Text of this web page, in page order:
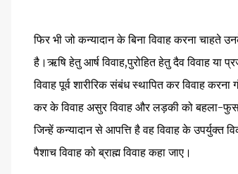
फिर भी जो कन्यादान के बिना विवाह करना चाहते
है।ऋषि हेतु आर्ष विवाह,पुरोहित हेतु दैव विवाह
विवाह पूर्व शारीरिक संबंध स्थापित कर विवाह
कर के विवाह असुर विवाह और लड़की को बहला-
जिन्हें कन्यादान से आपत्ति है वह विवाह के उपर्युक्त
पैशाच विवाह को ब्राह्म विवाह कहा जाए।